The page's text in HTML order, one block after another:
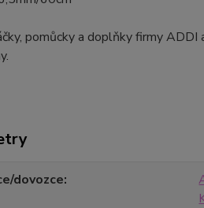
pomůcky a doplňky firmy
dovozce